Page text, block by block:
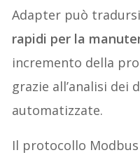
Adapter può
rapidi per la
incremento della
grazie all’analisi dei
automatizzate.
Il protocollo